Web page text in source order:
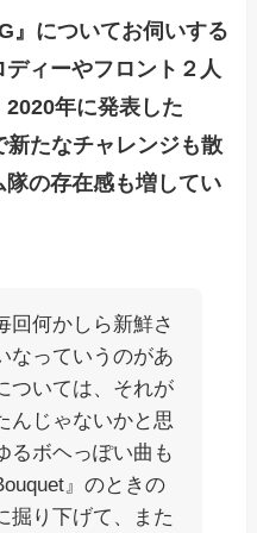
』についてお伺いする
ィーやフロント２人
年に発表した
新たなチャレンジも散
隊の存在感も増してい
回何かしら新鮮さ
なっていうのがあ
ついては、それが
んじゃないかと思
るボヘっぽい曲も
』のときの
掘り下げて、また